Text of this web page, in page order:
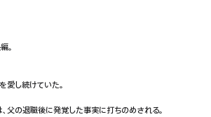
。
愛し続けていた。
父の退職後に発覚した事実に打ちのめされる。